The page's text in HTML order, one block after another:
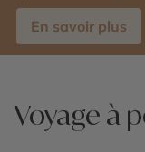
En savoir plus
Voyage à